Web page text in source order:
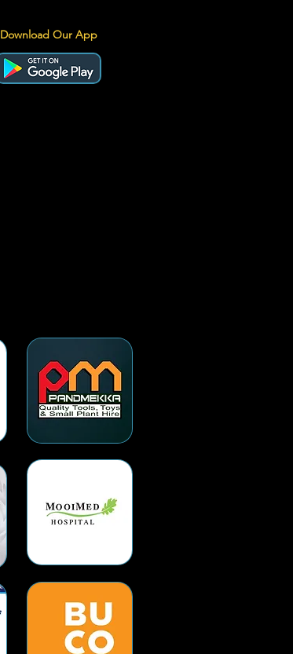
Download Our App